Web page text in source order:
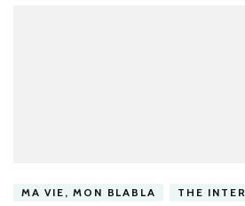
MA VIE, MON BLABLA THE